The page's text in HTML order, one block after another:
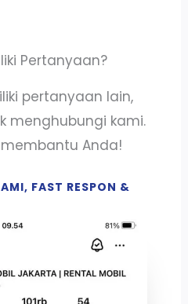
Pertanyaan?
pertanyaan lain,
menghubungi kami.
Anda!
FAST RESPON &